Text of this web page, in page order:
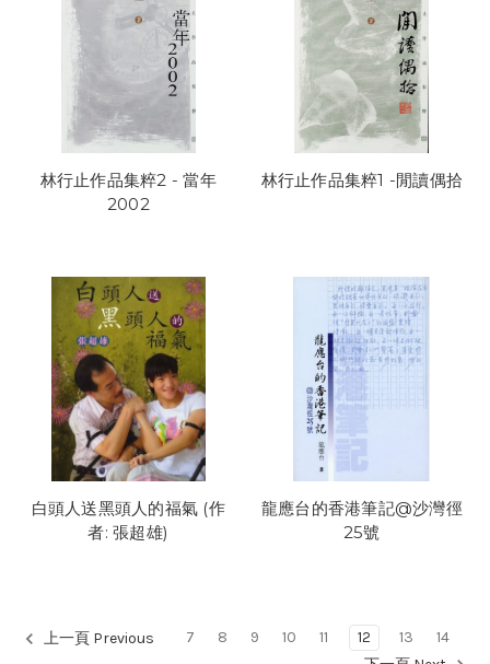
林行止作品集粹2 - 當年
2002
林行止作品集粹1 -閒讀偶拾
白頭人送黑頭人的福氣 (作
者: 張超雄)
龍應台的香港筆記@沙灣徑
25號
上一頁 Previous 7 8 9 10 11 12 13
14